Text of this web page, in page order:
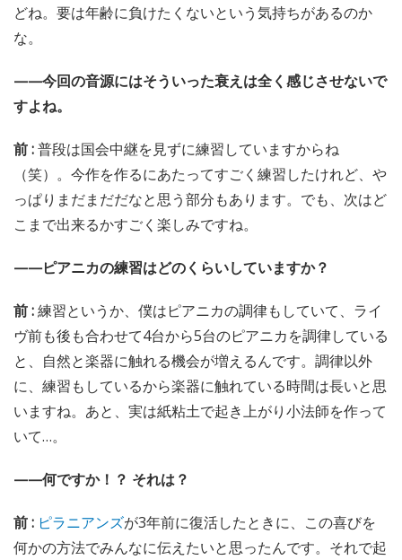
どね。要は年齢に負けたくないという気持ちがあるのか
な。
——今回の音源にはそういった衰えは全く感じさせないで
すよね。
前 :普段は国会中継を見ずに練習していますからね
（笑）。今作を作るにあたってすごく練習したけれど、や
っぱりまだまだだなと思う部分もあります。でも、次はど
こまで出来るかすごく楽しみですね。
——ピアニカの練習はどのくらいしていますか？
前 :練習というか、僕はピアニカの調律もしていて、ライ
ヴ前も後も合わせて4台から5台のピアニカを調律している
と、自然と楽器に触れる機会が増えるんです。調律以外
に、練習もしているから楽器に触れている時間は長いと思
いますね。あと、実は紙粘土で起き上がり小法師を作って
いて…。
——何ですか！？ それは？
前 : ピラニアンズが3年前に復活したときに、この喜びを
何かの方法でみんなに伝えたいと思ったんです。それで起